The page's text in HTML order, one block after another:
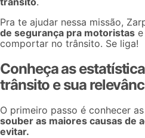
Pra te ajudar nessa missão,
de segurança pra motoristas
comportar no trânsito. Se liga!
Conheça as
trânsito e sua
O primeiro passo é conhecer
souber as maiores causas de
evitar.